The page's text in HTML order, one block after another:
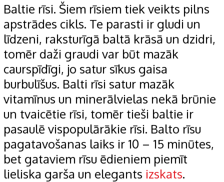
Baltie rīsi. Šiem rīsiem tiek veikts pilns
apstrādes cikls. Te parasti ir gludi un
līdzeni, raksturīgā baltā krāsā un dzidri,
tomēr daži graudi var būt mazāk
caurspīdīgi, jo satur sīkus gaisa
burbulīšus. Balti rīsi satur mazāk
vitamīnus un minerālvielas nekā brūnie
un tvaicētie rīsi, tomēr tieši baltie ir
pasaulē vispopulārākie rīsi. Balto rīsu
pagatavošanas laiks ir 10 – 15 minūtes,
bet gataviem rīsu ēdieniem piemīt
lieliska garša un elegants izskats.